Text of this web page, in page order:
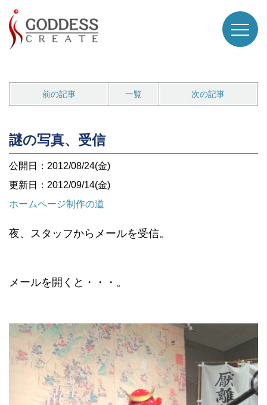
前の記事 一覧 次の記事
謎の写真、受信
公開日：2012/08/24(金)
更新日：2012/09/14(金)
ホームページ制作の道
夜、スタッフからメールを受信。
メールを開くと・・・。